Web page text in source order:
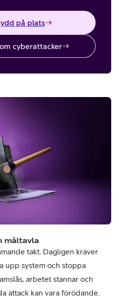
på plats
cyberattacker
måltavla
takt. Dagligen kräver
upp system och stoppa
arbetet stannar och
attack kan vara förödande.